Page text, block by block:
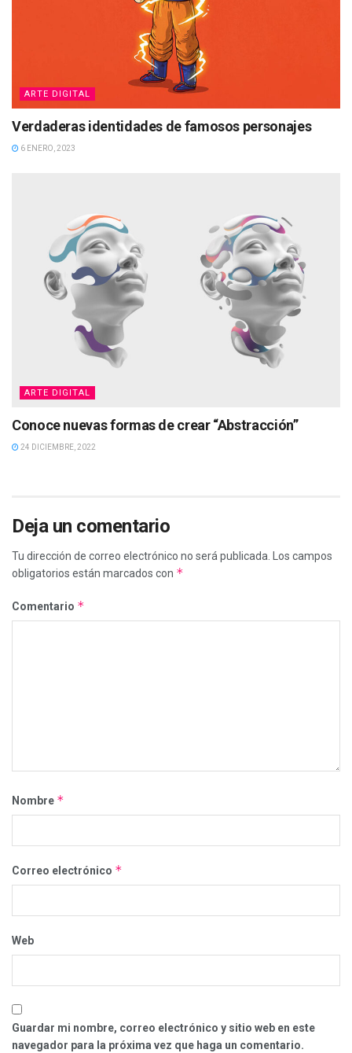
ARTE DIGITAL
Verdaderas identidades de famosos personajes
6 ENERO, 2023
ARTE DIGITAL
Conoce nuevas formas de crear “Abstracción”
24 DICIEMBRE, 2022
Deja un comentario
Tu dirección de correo electrónico no será publicada. Los campos
obligatorios están marcados con *
Comentario *
Nombre *
Correo electrónico *
Web
Guardar mi nombre, correo electrónico y sitio web en este
navegador para la próxima vez que haga un comentario.